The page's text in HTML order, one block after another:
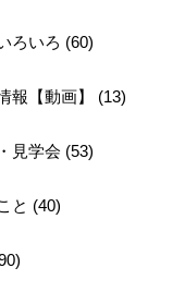
ろいろ (60)
報【動画】 (13)
見学会 (53)
と (40)